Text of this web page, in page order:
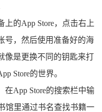
上的App Store，点击右上
号，然后使用准备好的海
像是更换不同的钥匙来打
Store的世界。
在App Store的搜索栏中输
馆里通过书名查找书籍一